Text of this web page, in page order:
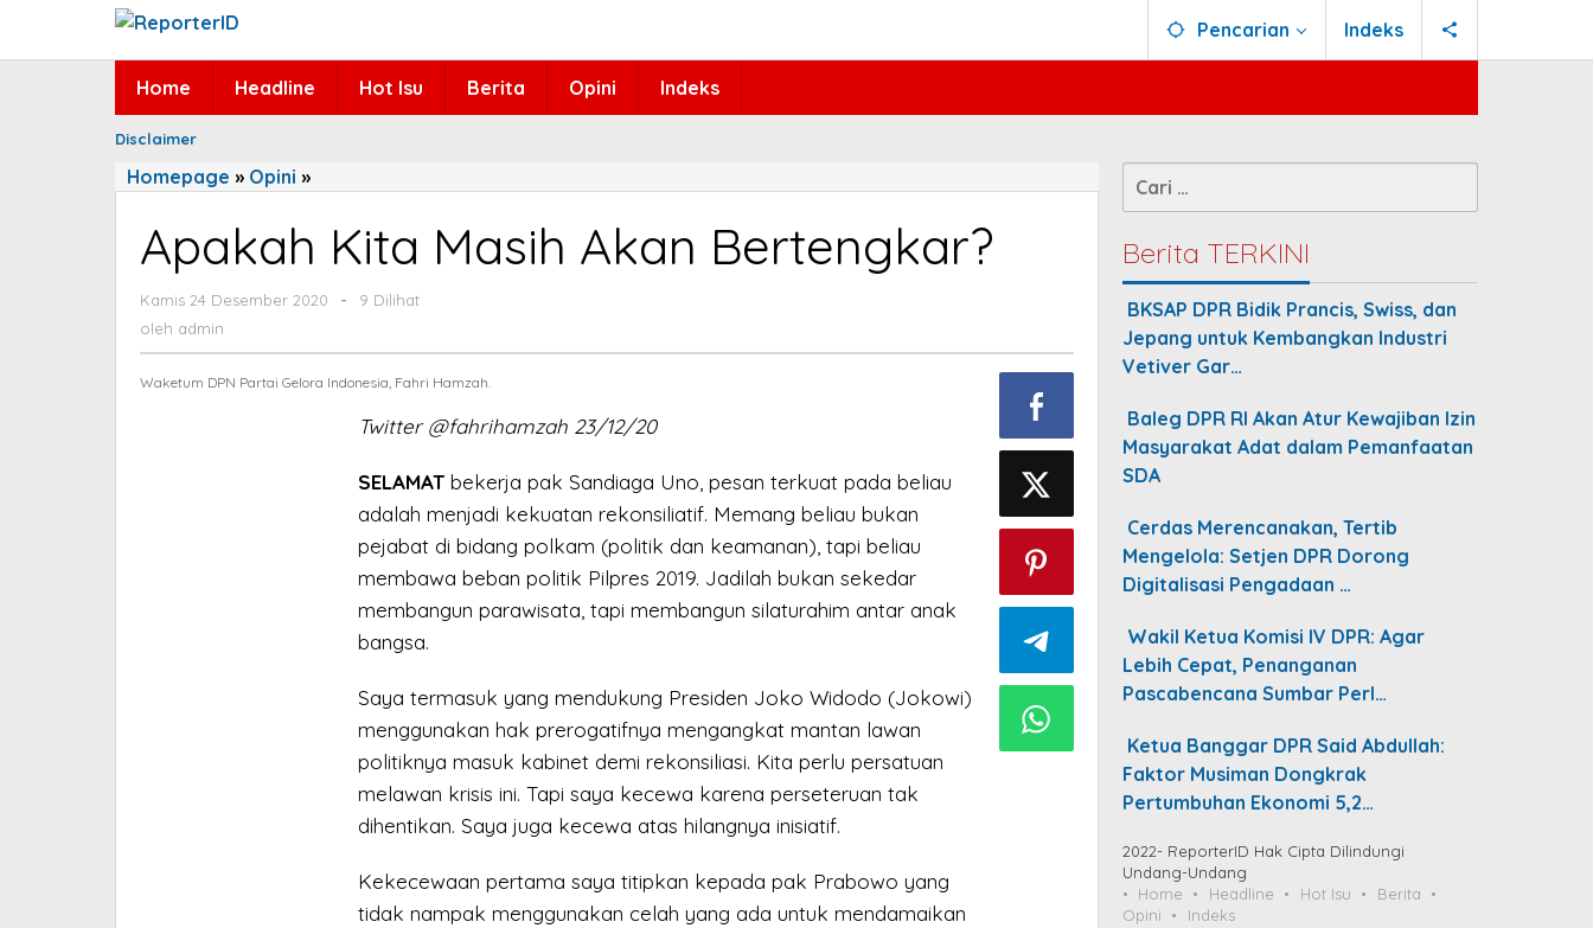
Pencarian Indeks
Home Headline Hot Isu Berita Opini Indeks
Disclaimer
Homepage » Opini »
Masih
Akan
Bertengkar?
Apakah Kita Masih Akan Bertengkar?
Kamis 24 Desember 2020
oleh
-
9 Dilihat
oleh admin
Waketum DPN Partai Gelora Indonesia, Fahri Hamzah.
Twitter @fahrihamzah 23/12/20
SELAMATbekerja pak Sandiaga Uno, pesan terkuat pada beliau
adalah menjadi kekuatan rekonsiliatif. Memang beliau bukan
pejabat di bidang polkam (politik dan keamanan), tapi beliau
membawa beban politik Pilpres 2019. Jadilah bukan sekedar
membangun parawisata, tapi membangun silaturahim antar anak
bangsa.
Saya termasuk yang mendukung Presiden Joko Widodo (Jokowi)
menggunakan hak prerogatifnya mengangkat mantan lawan
politiknya masuk kabinet demi rekonsiliasi. Kita perlu persatuan
melawan krisis ini. Tapi saya kecewa karena perseteruan tak
dihentikan. Saya juga kecewa atas hilangnya inisiatif.
Kekecewaan pertama saya titipkan kepada pak Prabowo yang
tidak nampak menggunakan celah yang ada untuk mendamaikan
Cari
untuk:
Berita TERKINI
BKSAP DPR Bidik Prancis, Swiss, dan
Jepang untuk Kembangkan Industri
Vetiver Gar…
Baleg DPR RI Akan Atur Kewajiban Izin
Masyarakat Adat dalam Pemanfaatan
SDA
Cerdas Merencanakan, Tertib
Mengelola: Setjen DPR Dorong
Digitalisasi Pengadaan …
Wakil Ketua Komisi IV DPR: Agar
Lebih Cepat, Penanganan
Pascabencana Sumbar Perl…
Ketua Banggar DPR Said Abdullah:
Faktor Musiman Dongkrak
Pertumbuhan Ekonomi 5,2…
2022- ReporterID Hak Cipta Dilindungi
Undang-Undang
Home
Headline Hot Isu
Berita
Opini
Indeks